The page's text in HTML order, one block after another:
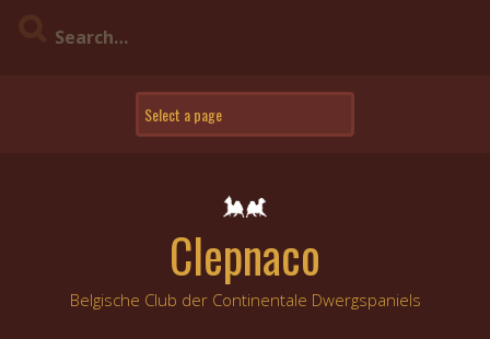
Clepnaco
Belgische Club der Continentale Dwergspaniels